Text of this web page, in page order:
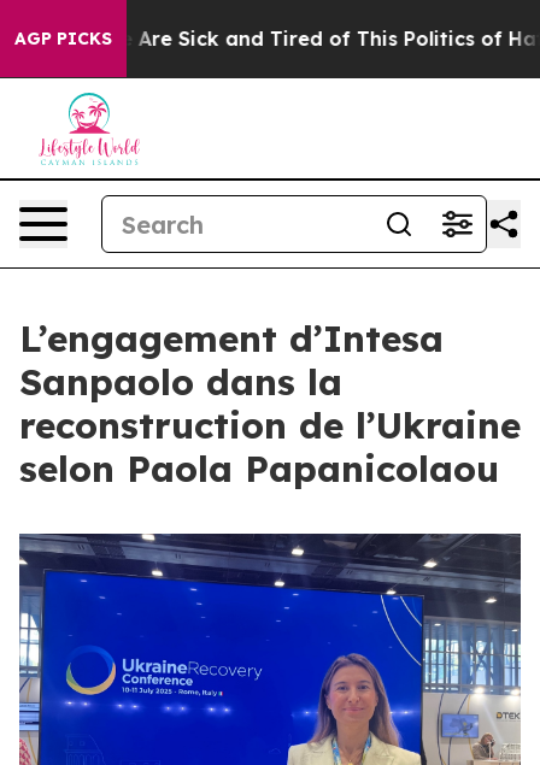
AGP PICKSAre Sick and Tired of This Politics of Hatred”
L’engagement d’Intesa
Sanpaolo dans la
reconstruction de l’Ukraine
selon Paola Papanicolaou